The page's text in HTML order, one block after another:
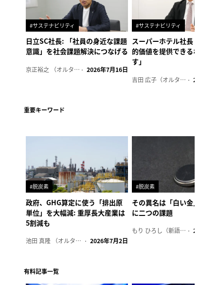
#サステナビリティ
日立SC社長: 「社員の身近な課題
意識」を社会課題解決につなげる
京正裕之 （オルタナ副編集長） 2026年7月16日
#サステナビリティ
スーパーホテル社長「地域
的価値を提供できるホテル
す」
吉田 広子（オルタナ輪番編集長） 2026年6
重要キーワード
#脱炭素
政府、GHG算定に使う「排出原
単位」を大幅減: 重厚長大産業は
5割減も
池田 真隆 （オルタナ輪番編集長） 2026年7月2日
#脱炭素
その異名は「白い金」、リ
に二つの課題
もり ひろし（新語ウォッチャー） 2023年7
有料記事一覧